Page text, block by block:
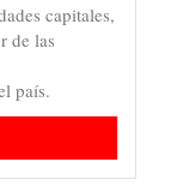
capitales,
de las
país.